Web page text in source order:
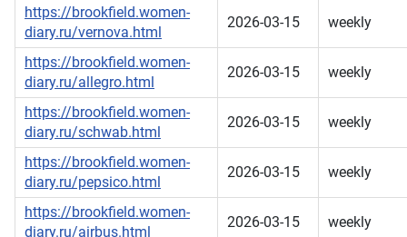
https://brookfield.women-
diary.ru/vernova.html
2026-03-15 weekly
https://brookfield.women-
diary.ru/allegro.html
2026-03-15 weekly
https://brookfield.women-
diary.ru/schwab.html
2026-03-15 weekly
https://brookfield.women-
diary.ru/pepsico.html
2026-03-15 weekly
https://brookfield.women-
diary.ru/airbus.html
2026-03-15 weekly